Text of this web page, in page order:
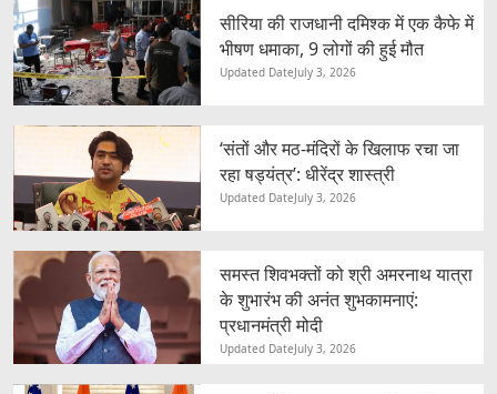
सीरिया की राजधानी दमिश्क में एक कैफे में
भीषण धमाका, 9 लोगों की हुई मौत
Updated DateJuly 3, 2026
‘संतों और मठ-मंदिरों के खिलाफ रचा जा
रहा षड्यंत्र’: धीरेंद्र शास्त्री
Updated DateJuly 3, 2026
समस्त शिवभक्तों को श्री अमरनाथ यात्रा
के शुभारंभ की अनंत शुभकामनाएं:
प्रधानमंत्री मोदी
Updated DateJuly 3, 2026